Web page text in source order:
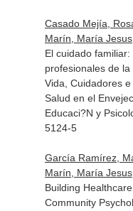
Casado Mejía,
Marín, María
El cuidado
profesionales de la
Vida, Cuidadores
Salud en el
Educaci?N y
5124-5
García Ramírez,
Marín, María
Building
Community